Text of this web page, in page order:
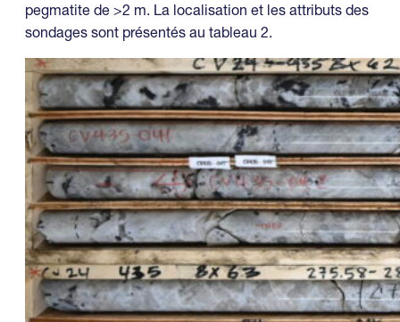
pegmatite de >2 m. La localisation et les attributs des
sondages sont présentés au tableau 2.